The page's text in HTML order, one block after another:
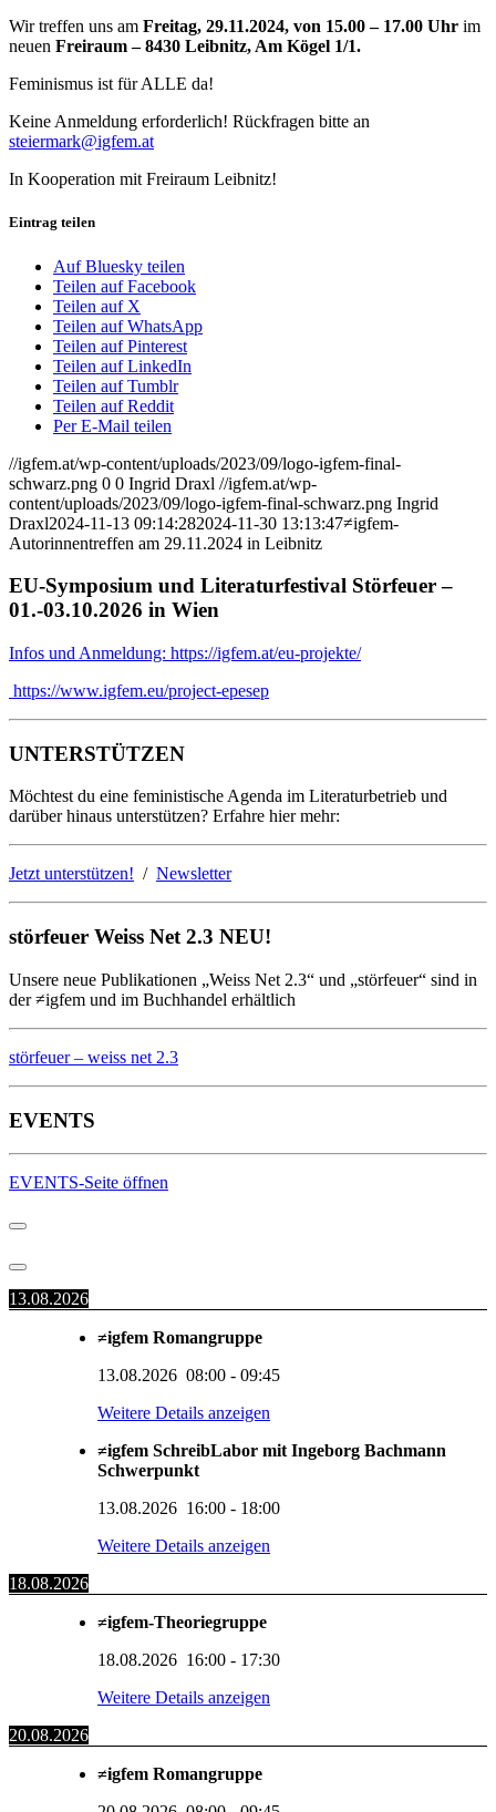
Wir treffen uns am Freitag, 29.11.2024, von 15.00 – 17.00 Uhr im
neuen Freiraum – 8430 Leibnitz, Am Kögel 1/1.
Feminismus ist für ALLE da!
Keine Anmeldung erforderlich! Rückfragen bitte an
steiermark@igfem.at
In Kooperation mit Freiraum Leibnitz!
Eintrag teilen
Auf Bluesky teilen
Teilen auf Facebook
Teilen auf X
Teilen auf WhatsApp
Teilen auf Pinterest
Teilen auf LinkedIn
Teilen auf Tumblr
Teilen auf Reddit
Per E-Mail teilen
//igfem.at/wp-content/uploads/2023/09/logo-igfem-final-
schwarz.png 0 0 Ingrid Draxl //igfem.at/wp-
content/uploads/2023/09/logo-igfem-final-schwarz.png Ingrid
Draxl2024-11-13 09:14:282024-11-30 13:13:47≠igfem-
Autorinnentreffen am 29.11.2024 in Leibnitz
EU-Symposium und Literaturfestival Störfeuer –
01.-03.10.2026 in Wien
Infos und Anmeldung: https://igfem.at/eu-projekte/
https://www.igfem.eu/project-epesep
UNTERSTÜTZEN
Möchtest du eine feministische Agenda im Literaturbetrieb und
darüber hinaus unterstützen? Erfahre hier mehr:
Jetzt unterstützen! / Newsletter
störfeuer Weiss Net 2.3 NEU!
Unsere neue Publikationen „Weiss Net 2.3“ und „störfeuer“ sind in
der ≠igfem und im Buchhandel erhältlich
störfeuer – weiss net 2.3
EVENTS
EVENTS-Seite öffnen
13.08.2026
≠igfem Romangruppe
13.08.2026 08:00 - 09:45
Weitere Details anzeigen
≠igfem SchreibLabor mit Ingeborg Bachmann
Schwerpunkt
13.08.2026 16:00 - 18:00
Weitere Details anzeigen
18.08.2026
≠igfem-Theoriegruppe
18.08.2026 16:00 - 17:30
Weitere Details anzeigen
20.08.2026
≠igfem Romangruppe